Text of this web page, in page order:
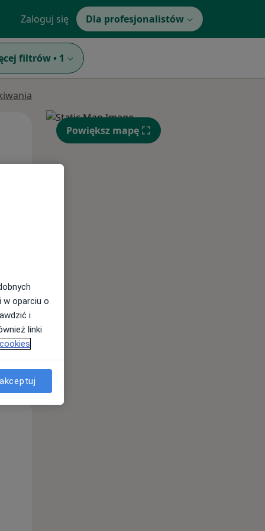
Zaloguj się Dla profesjonalistów
filtrów • 1
Wt, Śr,
Powiększ mapę
w oparciu o
i
linki